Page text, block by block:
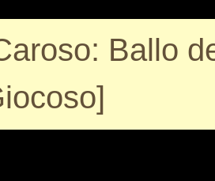
Ballo